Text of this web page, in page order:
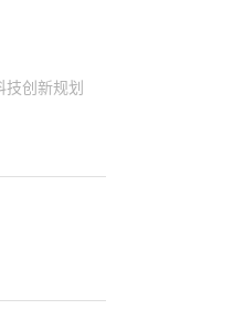
创新规划